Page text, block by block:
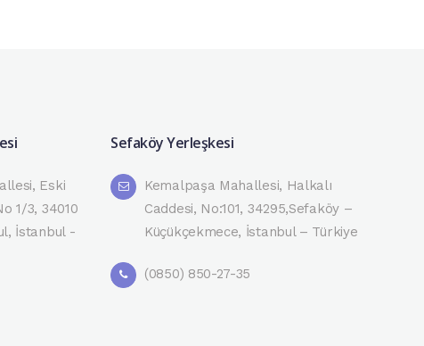
Eski
1/3, 34010
İstanbul -
Sefaköy Yerleşkesi
Kemalpaşa Mahallesi, Halkalı
Caddesi, No:101, 34295,Sefaköy –
Küçükçekmece, İstanbul – Türkiye
(0850) 850-27-35